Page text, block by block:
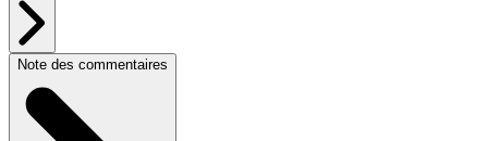
Note des commentaires